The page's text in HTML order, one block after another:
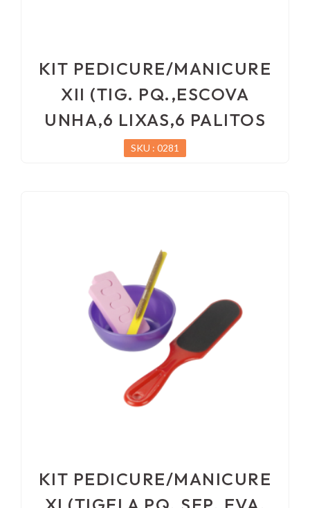
KIT PEDICURE/MANICURE
XII (TIG. PQ.,ESCOVA
UNHA,6 LIXAS,6 PALITOS
SKU : 0281
KIT PEDICURE/MANICURE